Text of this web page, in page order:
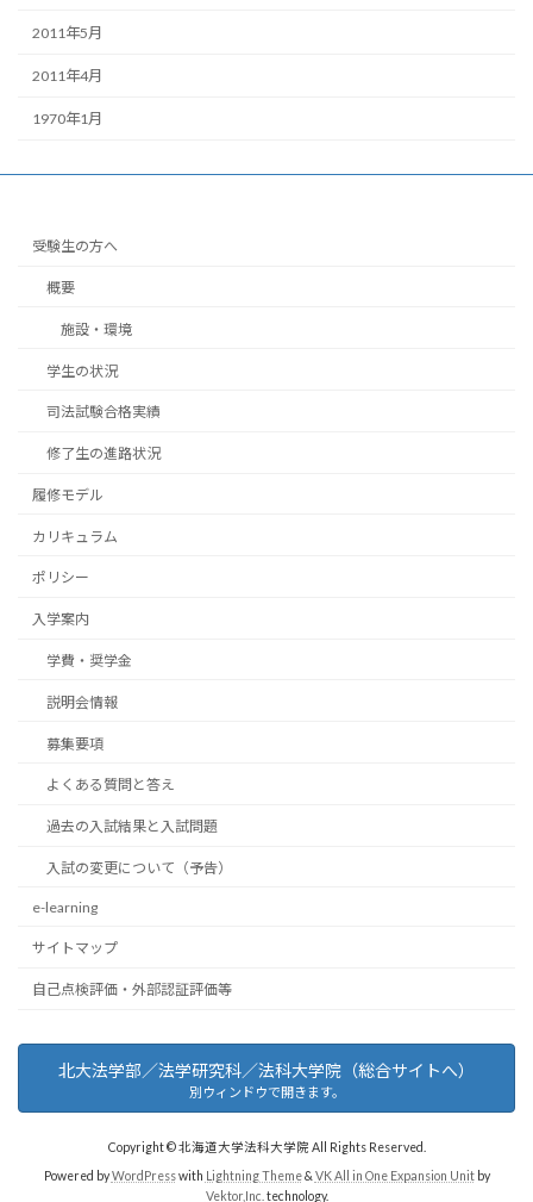
2011年5月
2011年4月
1970年1月
受験生の方へ
概要
施設・環境
学生の状況
司法試験合格実績
修了生の進路状況
履修モデル
カリキュラム
ポリシー
入学案内
学費・奨学金
説明会情報
募集要項
よくある質問と答え
過去の入試結果と入試問題
入試の変更について（予告）
e-learning
サイトマップ
自己点検評価・外部認証評価等
北大法学部／法学研究科／法科大学院（総合サイトへ）
別ウィンドウで開きます。
Copyright © 北海道大学法科大学院 All Rights Reserved.
Powered byWordPresswith Lightning Theme& VK All in One Expansion Unitby
Vektor,Inc. technology.